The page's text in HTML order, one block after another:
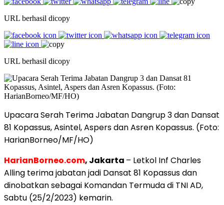
URL berhasil dicopy
URL berhasil dicopy
Upacara Serah Terima Jabatan Dangrup 3 dan Dansat
81 Kopassus, Asintel, Aspers dan Asren Kopassus. (Foto:
HarianBorneo/MF/HO)
HarianBorneo.com, Jakarta – Letkol Inf Charles
Alling terima jabatan jadi Dansat 81 Kopassus dan
dinobatkan sebagai Komandan Termuda di TNI AD,
Sabtu (25/2/2023) kemarin.